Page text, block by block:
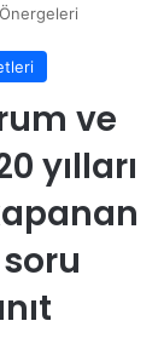
ve
yılları